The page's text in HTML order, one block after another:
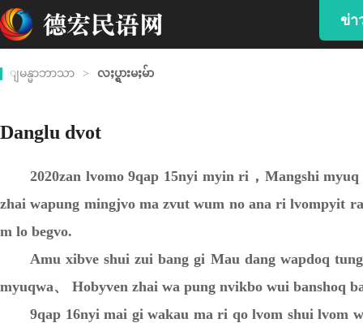
ข่า
ျမန္မာဘာသာ > လႈပ္ရွားမႈမ်ာ
Danglu dvot
2020zan lvomo 9qap 15nyi myin ri，Mangshi myuq
zhai wapung mingjvo ma zvut wum no ana ri lvompyit
m lo begvo.
Amu xibve shui zui bang gi Mau dang wapdoq
myuqwa、 Hobyven zhai wa pung nvikbo wui banshoq
9qap 16nyi mai gi wakau ma ri qo lvom shui lvom